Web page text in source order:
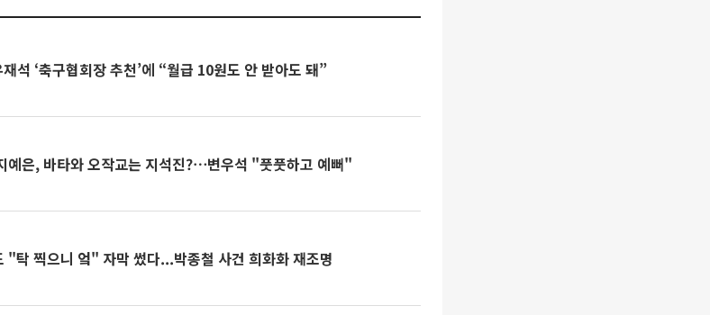
석 ‘축구협회장 추천’에 “월급 10원도 안 받아도 돼”
예은, 바타와 오작교는 지석진?⋯변우석 "풋풋하고 예뻐"
"탁 찍으니 엌" 자막 썼다...박종철 사건 희화화 재조명